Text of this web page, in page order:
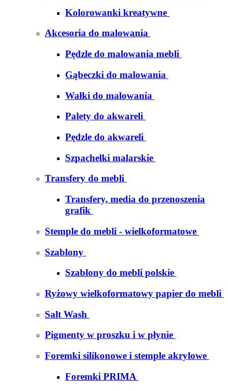
Kolorowanki kreatywne
Akcesoria do malowania
Pędzle do malowania mebli
Gąbeczki do malowania
Wałki do malowania
Palety do akwareli
Pędzle do akwareli
Szpachelki malarskie
Transfery do mebli
Transfery, media do przenoszenia
grafik
Stemple do mebli - wielkoformatowe
Szablony
Szablony do mebli polskie
Ryżowy wielkoformatowy papier do mebli
Salt Wash
Pigmenty w proszku i w płynie
Foremki silikonowe i stemple akrylowe
Foremki PRIMA